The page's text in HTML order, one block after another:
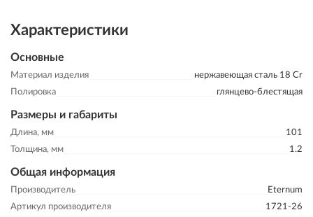
Характеристики
Основные
Материал изделия
нержавеющая сталь 18 Cr
Полировка
глянцево-блестящая
Размеры и габариты
Длина, мм
101
Толщина, мм
1.2
Общая информация
Производитель
Eternum
Артикул производителя
1721-26